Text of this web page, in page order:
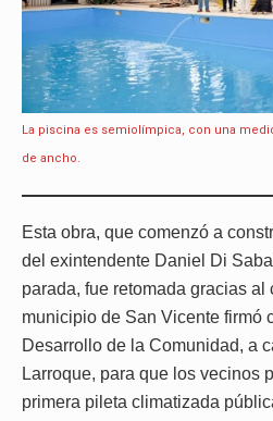
La piscina es semiolímpica, con una
de ancho.
Esta obra, que comenzó a
del exintendente Daniel Di
parada, fue retomada gracias al
municipio de San Vicente firmó
Desarrollo de la Comunidad, a
Larroque, para que los vecinos
primera pileta climatizada